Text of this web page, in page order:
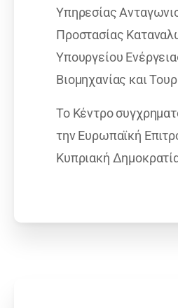
Υπηρεσίας
Προστασίας
Υπουργείου
Βιομηχανίας και
Το Κέντρο
την Ευρωπαϊκή
Κυπριακή